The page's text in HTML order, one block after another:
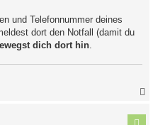
und Telefonnummer deines
dort den Notfall (damit du
dich dort hin